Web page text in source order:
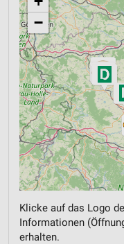
−
Klicke auf das Logo
Informationen
erhalten.